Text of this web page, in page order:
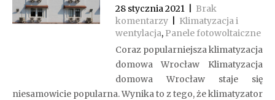
28 stycznia 2021| Brak
komentarzy| Klimatyzacja i
wentylacja, Panele fotowoltaiczne
Coraz popularniejsza klimatyzacja
domowa Wrocław Klimatyzacja
domowa Wrocław staje się
niesamowicie popularna. Wynika to z tego, że klimatyzator